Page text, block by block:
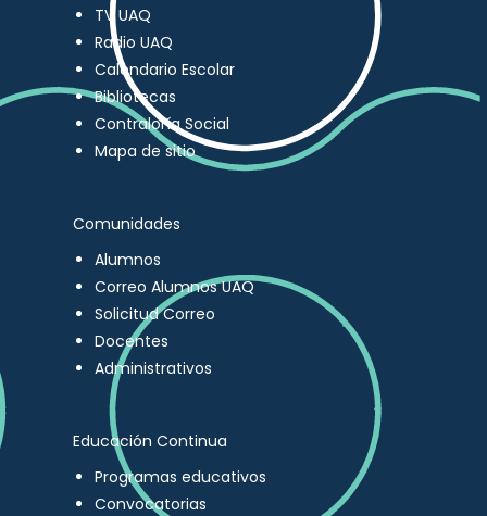
TV UAQ
Radio UAQ
Calendario Escolar
Bibliotecas
Contraloría Social
Mapa de sitio
Comunidades
Alumnos
Correo Alumnos UAQ
Solicitud Correo
Docentes
Administrativos
Educación Continua
Programas educativos
Convocatorias